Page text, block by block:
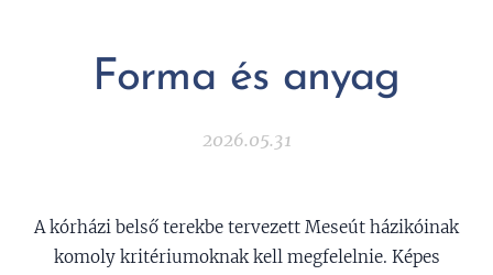
Forma és anyag
2026.05.31
A kórházi belső terekbe tervezett Meseút házikóinak
komoly kritériumoknak kell megfelelnie. Képes